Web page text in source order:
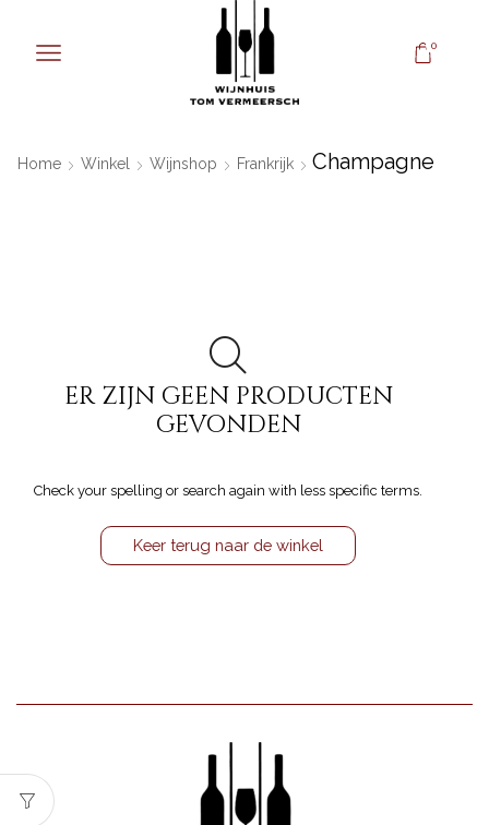
0
Home Winkel Wijnshop Frankrijk Champagne
ER ZIJN GEEN PRODUCTEN
GEVONDEN
Check your spelling or search again with less specific terms.
Keer terug naar de winkel